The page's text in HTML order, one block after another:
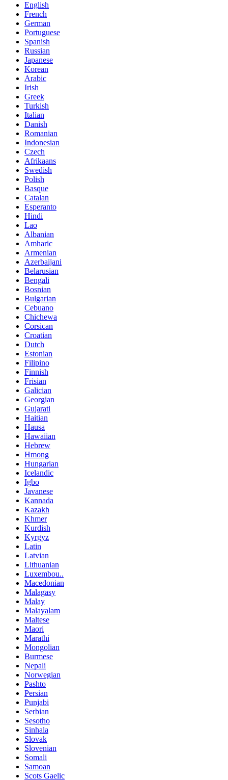
English
French
German
Portuguese
Spanish
Russian
Japanese
Korean
Arabic
Irish
Greek
Turkish
Italian
Danish
Romanian
Indonesian
Czech
Afrikaans
Swedish
Polish
Basque
Catalan
Esperanto
Hindi
Lao
Albanian
Amharic
Armenian
Azerbaijani
Belarusian
Bengali
Bosnian
Bulgarian
Cebuano
Chichewa
Corsican
Croatian
Dutch
Estonian
Filipino
Finnish
Frisian
Galician
Georgian
Gujarati
Haitian
Hausa
Hawaiian
Hebrew
Hmong
Hungarian
Icelandic
Igbo
Javanese
Kannada
Kazakh
Khmer
Kurdish
Kyrgyz
Latin
Latvian
Lithuanian
Luxembou..
Macedonian
Malagasy
Malay
Malayalam
Maltese
Maori
Marathi
Mongolian
Burmese
Nepali
Norwegian
Pashto
Persian
Punjabi
Serbian
Sesotho
Sinhala
Slovak
Slovenian
Somali
Samoan
Scots Gaelic